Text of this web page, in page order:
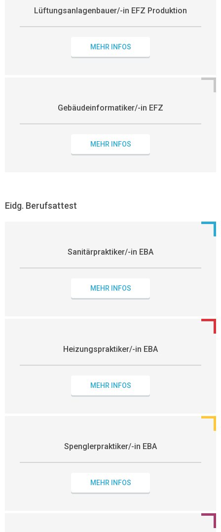
Lüftungsanlagenbauer/-in EFZ Produktion
MEHR INFOS
Gebäudeinformatiker/-in EFZ
MEHR INFOS
Eidg. Berufsattest
Sanitärpraktiker/-in EBA
MEHR INFOS
Heizungspraktiker/-in EBA
MEHR INFOS
Spenglerpraktiker/-in EBA
MEHR INFOS